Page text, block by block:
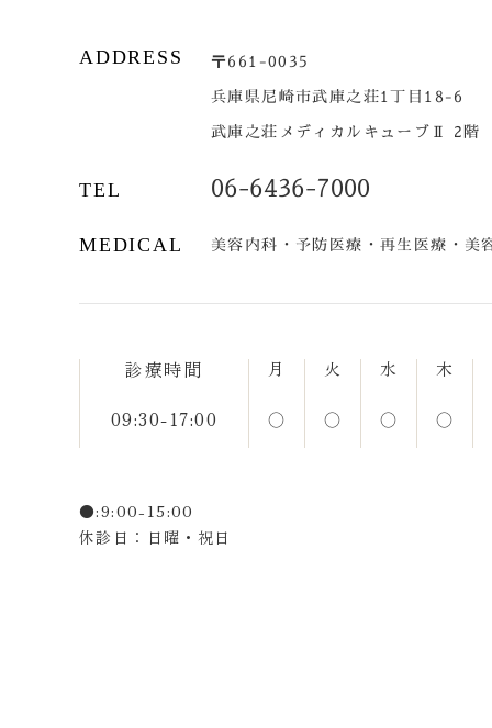
ADDRESS 〒661-0035
兵庫県尼崎市武庫之荘1丁目18-6
武庫之荘メディカルキューブⅡ 2階
TEL 06-6436-7000
MEDICAL 美容内科・予防医療・再生医療・美
診療時間 月 火 水 木
09:30-17:00 ○ ○ ○ ○
●:9:00-15:00
休診日：日曜・祝日